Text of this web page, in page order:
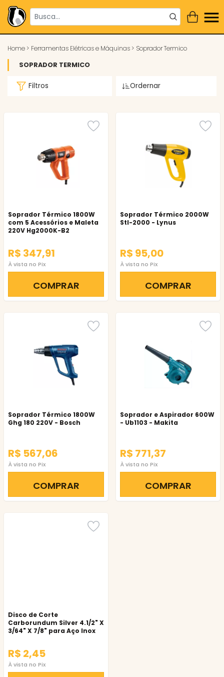
Home > Ferramentas Elétricas e Máquinas > Soprador Termico
SOPRADOR TERMICO
Filtros Ordernar
Soprador Térmico 1800W
com 5 Acessórios e Maleta
220V Hg2000K-B2
R$ 347,91
À vista no Pix
COMPRAR
Soprador Térmico 2000W
Stl-2000 - Lynus
R$ 95,00
À vista no Pix
COMPRAR
Soprador Térmico 1800W
Ghg 180 220V - Bosch
R$ 567,06
À vista no Pix
COMPRAR
Soprador e Aspirador 600W
- Ub1103 - Makita
R$ 771,37
À vista no Pix
COMPRAR
Disco de Corte
Carborundum Silver 4.1/2" X
3/64" X 7/8" para Aço Inox
R$ 2,45
À vista no Pix